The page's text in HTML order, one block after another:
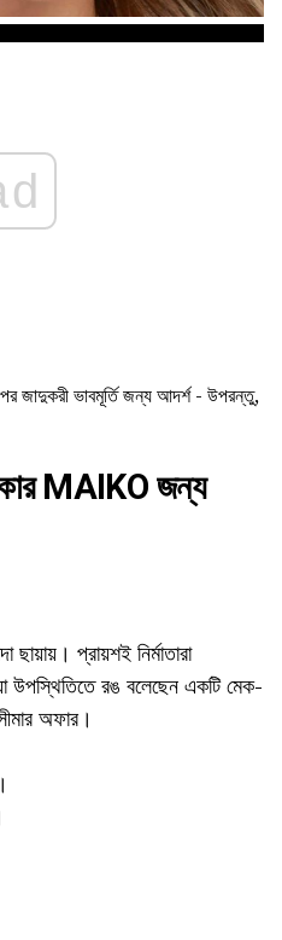
জাদুকরী ভাবমূর্তি জন্য আদর্শ - উপরন্তু,
MAIKO জন্য
প্রায়শই নির্মাতারা
রঙ বলেছেন একটি মেক-
অফার।